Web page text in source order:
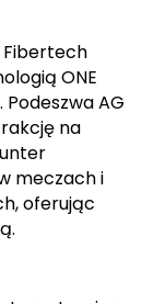
Fibertech
ONE
Podeszwa AG
na
meczach i
oferując